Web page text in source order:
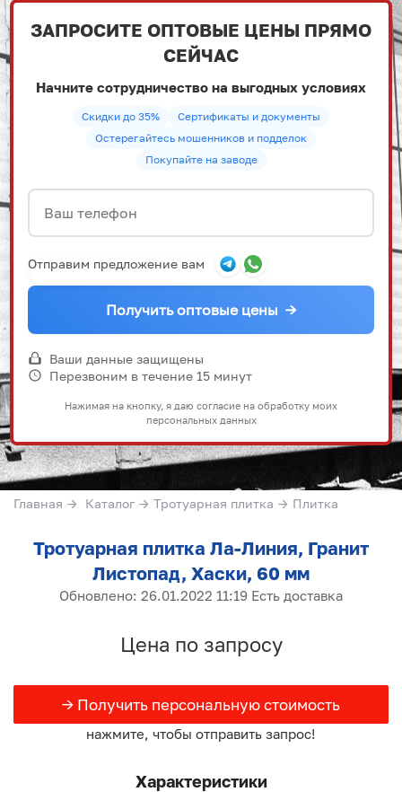
ЗАПРОСИТЕ ОПТОВЫЕ ЦЕНЫ ПРЯМО
СЕЙЧАС
Начните сотрудничество на выгодных условиях
Скидки до 35%
Сертификаты и документы
Остерегайтесь мошенников и подделок
Покупайте на заводе
Отправим предложение вам
Получить оптовые цены →
Ваши данные защищены
Перезвоним в течение 15 минут
Нажимая на кнопку, я даю согласие на обработку моих
персональных данных
Главная → Каталог → Тротуарная плитка → Плитка
Тротуарная плитка Ла-Линия, Гранит
Листопад, Хаски, 60 мм
Обновлено: 26.01.2022 11:19 Есть доставка
Цена по запросу
→ Получить персональную стоимость
нажмите, чтобы отправить запрос!
Характеристики